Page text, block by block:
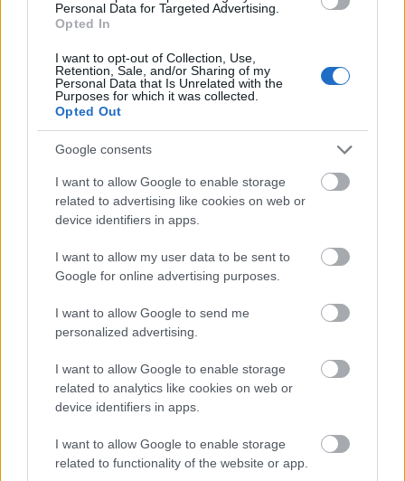
Personal Data for Targeted Advertising.
Opted In
I want to opt-out of Collection, Use,
Retention, Sale, and/or Sharing of my
Personal Data that Is Unrelated with the
Purposes for which it was collected.
Opted Out
Google consents
I want to allow Google to enable storage
related to advertising like cookies on web or
device identifiers in apps.
I want to allow my user data to be sent to
Google for online advertising purposes.
I want to allow Google to send me
personalized advertising.
I want to allow Google to enable storage
related to analytics like cookies on web or
device identifiers in apps.
I want to allow Google to enable storage
related to functionality of the website or app.
Annak ellenére, hogy három szakaszt is nyert, és az
első napon még az összetettben is vezetett, a
Baumschlager - Wicha páros bő egy perc hátránnyal
a dobogó harmadik fokára ért oda.
Bryan Bouffier az utolsó gyorsaságin veszítette el a
versenyt.